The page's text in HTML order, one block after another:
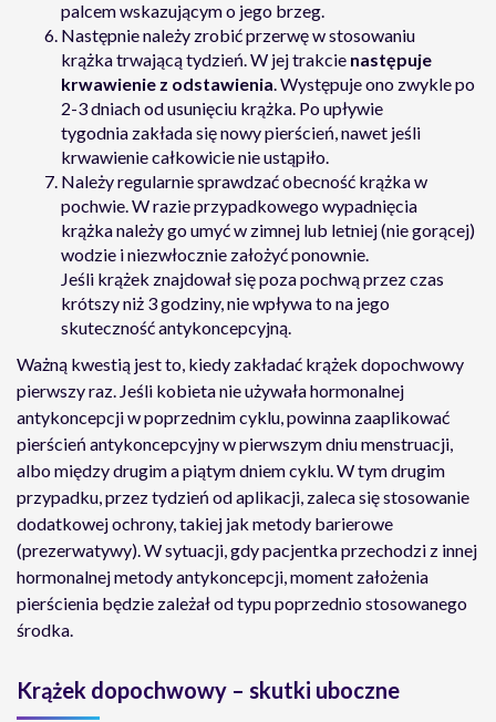
palcem wskazującym o jego brzeg.
Następnie należy zrobić przerwę w stosowaniu
krążka trwającą tydzień. W jej trakcie następuje
krwawienie z odstawienia. Występuje ono zwykle po
2-3 dniach od usunięciu krążka. Po upływie
tygodnia zakłada się nowy pierścień, nawet jeśli
krwawienie całkowicie nie ustąpiło.
Należy regularnie sprawdzać obecność krążka w
pochwie. W razie przypadkowego wypadnięcia
krążka należy go umyć w zimnej lub letniej (nie gorącej)
wodzie i niezwłocznie założyć ponownie.
Jeśli krążek znajdował się poza pochwą przez czas
krótszy niż 3 godziny, nie wpływa to na jego
skuteczność antykoncepcyjną.
Ważną kwestią jest to, kiedy zakładać krążek dopochwowy
pierwszy raz. Jeśli kobieta nie używała hormonalnej
antykoncepcji w poprzednim cyklu, powinna zaaplikować
pierścień antykoncepcyjny w pierwszym dniu menstruacji,
albo między drugim a piątym dniem cyklu. W tym drugim
przypadku, przez tydzień od aplikacji, zaleca się stosowanie
dodatkowej ochrony, takiej jak metody barierowe
(prezerwatywy). W sytuacji, gdy pacjentka przechodzi z innej
hormonalnej metody antykoncepcji, moment założenia
pierścienia będzie zależał od typu poprzednio stosowanego
środka.
Krążek dopochwowy – skutki uboczne